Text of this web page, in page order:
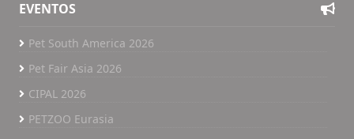
EVENTOS
Pet South America 2026
Pet Fair Asia 2026
CIPAL 2026
PETZOO Eurasia